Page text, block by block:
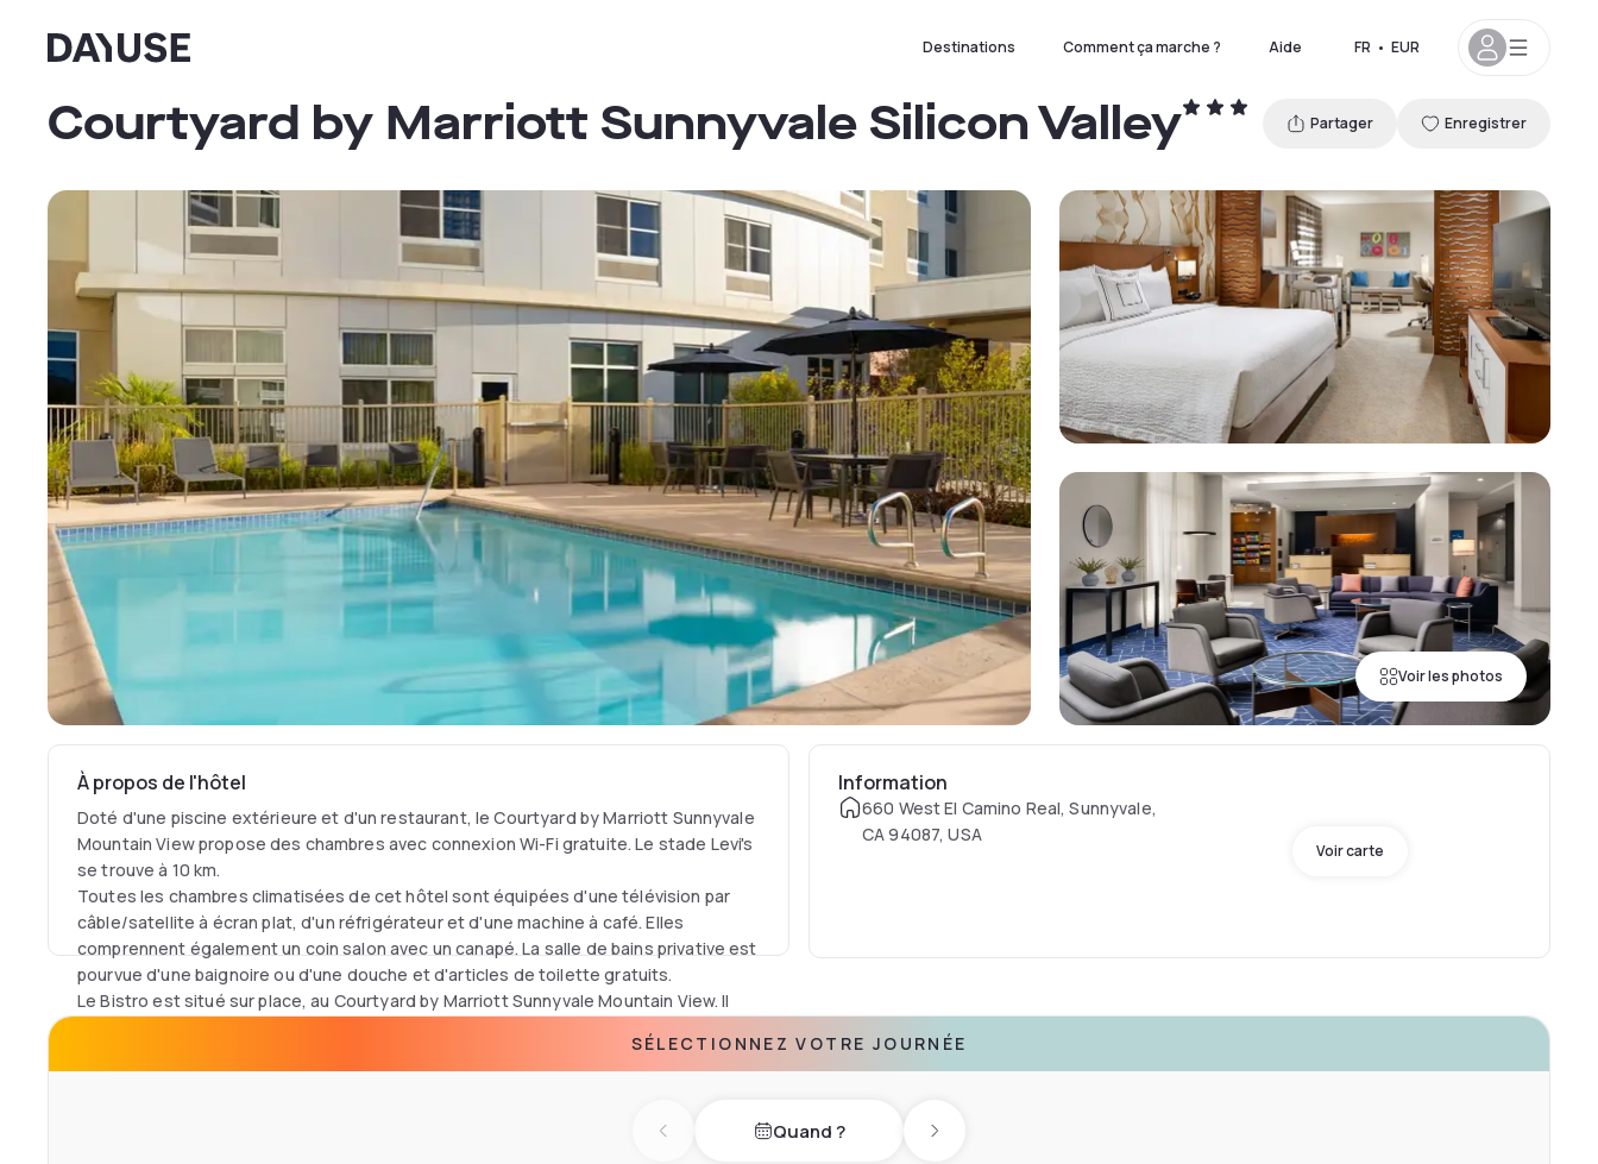
Dayuse Destinations Comment ça marche ? Aide FR • EUR
Voir les photos
Courtyard by Marriott Sunnyvale Silicon Valley Partager Enregistrer
À propos de l'hôtel
Doté d'une piscine extérieure et d'un restaurant, le Courtyard by Marriott Sunnyvale
Mountain View propose des chambres avec connexion Wi-Fi gratuite. Le stade Levi's
se trouve à 10 km.
Toutes les chambres climatisées de cet hôtel sont équipées d'une télévision par
câble/satellite à écran plat, d'un réfrigérateur et d'une machine à café. Elles
comprennent également un coin salon avec un canapé. La salle de bains privative est
pourvue d'une baignoire ou d'une douche et d'articles de toilette gratuits.
Le Bistro est situé sur place, au Courtyard by Marriott Sunnyvale Mountain View. Il
Une connexion Wi-Fi gratuite est disponible dans le hall de l'hôtel.
Information
660 West El Camino Real, Sunnyvale,
CA 94087, USA
Voir carte
SÉLECTIONNEZ VOTRE JOURNÉE
Previous dayQuand ? Next day